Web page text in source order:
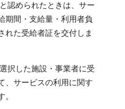
認められたときは、サー
期間・支給量・利用者負
れた受給者証を交付しま
択した施設・事業者に受
、サービスの利用に関す
。